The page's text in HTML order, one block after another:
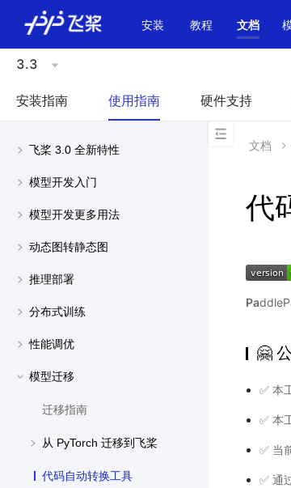
安装 教程 文档
3.3
安装指南 使用指南 硬件支持
飞桨 3.0 全新特性
模型开发入门
模型开发更多用法
动态图转静态图
推理部署
分布式训练
性能调优
模型迁移
迁移指南
从 PyTorch 迁移到飞桨
代码自动转换工具
文档
代
Pa
🤗
✅ 本
✅ 本
✅ 当
✅ 通